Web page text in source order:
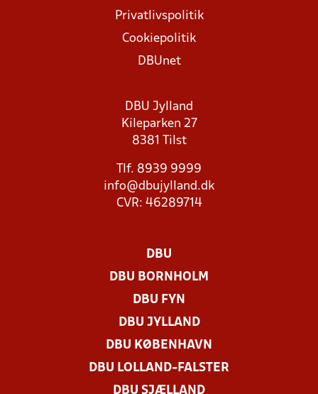
Privatlivspolitik
Cookiepolitik
DBUnet
DBU Jylland
Kileparken 27
8381 Tilst
Tlf. 8939 9999
info@dbujylland.dk
CVR: 46289714
DBU
DBU BORNHOLM
DBU FYN
DBU JYLLAND
DBU KØBENHAVN
DBU LOLLAND-FALSTER
DBU SJÆLLAND